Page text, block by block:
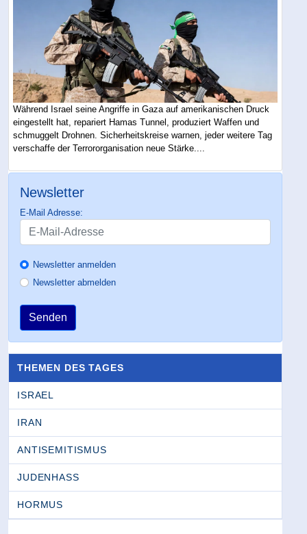
Während Israel seine Angriffe in Gaza auf amerikanischen Druck
eingestellt hat, repariert Hamas Tunnel, produziert Waffen und
schmuggelt Drohnen. Sicherheitskreise warnen, jeder weitere Tag
verschaffe der Terrororganisation neue Stärke....
Newsletter
E-Mail Adresse:
Newsletter anmelden
Newsletter abmelden
Senden
THEMEN DES TAGES
ISRAEL
IRAN
ANTISEMITISMUS
JUDENHASS
HORMUS